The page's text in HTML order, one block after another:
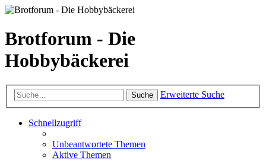
Brotforum - Die
Hobbybäckerei
Suche Erweiterte Suche
Schnellzugriff
Unbeantwortete Themen
Aktive Themen